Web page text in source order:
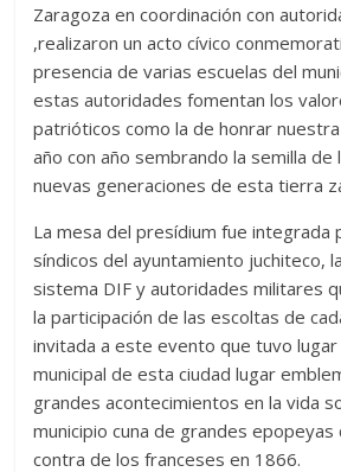
Zaragoza en coordinación con
,realizaron un acto cívico
presencia de varias escuelas del
estas autoridades fomentan los
patrióticos como la de honrar nuestra
año con año sembrando la semilla de
nuevas generaciones de esta tierra
La mesa del presídium fue integrada
síndicos del ayuntamiento juchiteco,
sistema DIF y autoridades militares
la participación de las escoltas de
invitada a este evento que tuvo lugar
municipal de esta ciudad lugar
grandes acontecimientos en la vida
municipio cuna de grandes epopeyas
contra de los franceses en 1866.